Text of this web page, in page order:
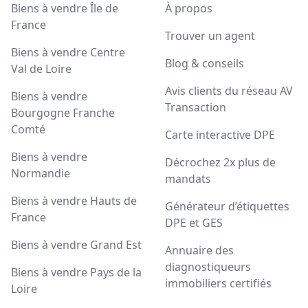
Biens à vendre Île de
France
Biens à vendre Centre
Val de Loire
Biens à vendre
Bourgogne Franche
Comté
Biens à vendre
Normandie
Biens à vendre Hauts de
France
Biens à vendre Grand Est
Biens à vendre Pays de la
Loire
À propos
Trouver un agent
Blog & conseils
Avis clients du réseau AV
Transaction
Carte interactive DPE
Décrochez 2x plus de
mandats
Générateur d’étiquettes
DPE et GES
Annuaire des
diagnostiqueurs
immobiliers certifiés